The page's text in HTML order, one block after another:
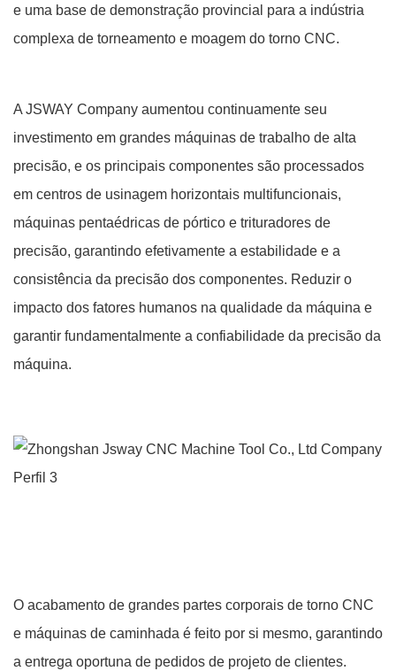
e uma base de demonstração provincial para a indústria
complexa de torneamento e moagem do torno CNC.
A JSWAY Company aumentou continuamente seu
investimento em grandes máquinas de trabalho de alta
precisão, e os principais componentes são processados ​​
em centros de usinagem horizontais multifuncionais,
máquinas pentaédricas de pórtico e trituradores de
precisão, garantindo efetivamente a estabilidade e a
consistência da precisão dos componentes. Reduzir o
impacto dos fatores humanos na qualidade da máquina e
garantir fundamentalmente a confiabilidade da precisão da
máquina.
O acabamento de grandes partes corporais de torno CNC
e máquinas de caminhada é feito por si mesmo, garantindo
a entrega oportuna de pedidos de projeto de clientes.